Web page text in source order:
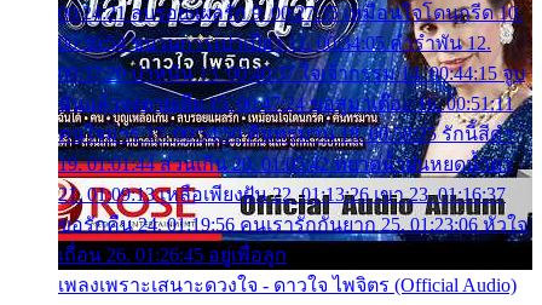
00:24:21 ลบรอยแผลรัก 9. 00:27:35 เหมือนใจโดนกรีด 10.
00:30:54 ขบวนการเปาเปียว 11. 00:34:05 คำรำพัน 12.
00:37:20 ปาหนัน 13. 00:40:37 ใจเจ้ากรรม 14. 00:44:15 จูบ
ฉันแล้วจงตายเสีย 15. 00:47:24 ขอสูมาเต๊อะ 16. 00:51:11
คนใจมาร 17. 00:54:50 คืนทรมาน 18. 00:58:25 รักนี้สีดำ
19. 01:01:44 ส่วนเกิน 20. 01:05:42 หยาดน้ำฝนหยดน้ำตา
21. 01:09:13 เหลือเพียงฝัน 22. 01:13:26 เขา 23. 01:16:37
ขอรักคืน 24. 01:19:56 คนเรารักกันยาก 25. 01:23:06 หัวใจ
เถื่อน 26. 01:26:45 อยู่เพื่อลูก
เพลงเพราะเสนาะดวงใจ - ดาวใจ ไพจิตร (Official Audio)